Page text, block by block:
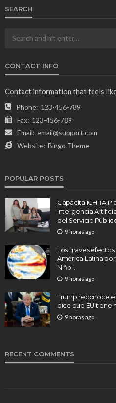
SEARCH
CONTACT INFO
Contact information that feels
Phone: 123-456-789
Fax: 123-456-789
Email: email@support.com
Website: Bingo Theme
POPULAR POSTS
Capacita ICHITAIP
Inteligencia
del Servicio
9 horas ago
Los graves
América Latina
Niño”.
9 horas ago
Trump reconoce
dice que EU tiene
9 horas ago
RECENT COMMENTS